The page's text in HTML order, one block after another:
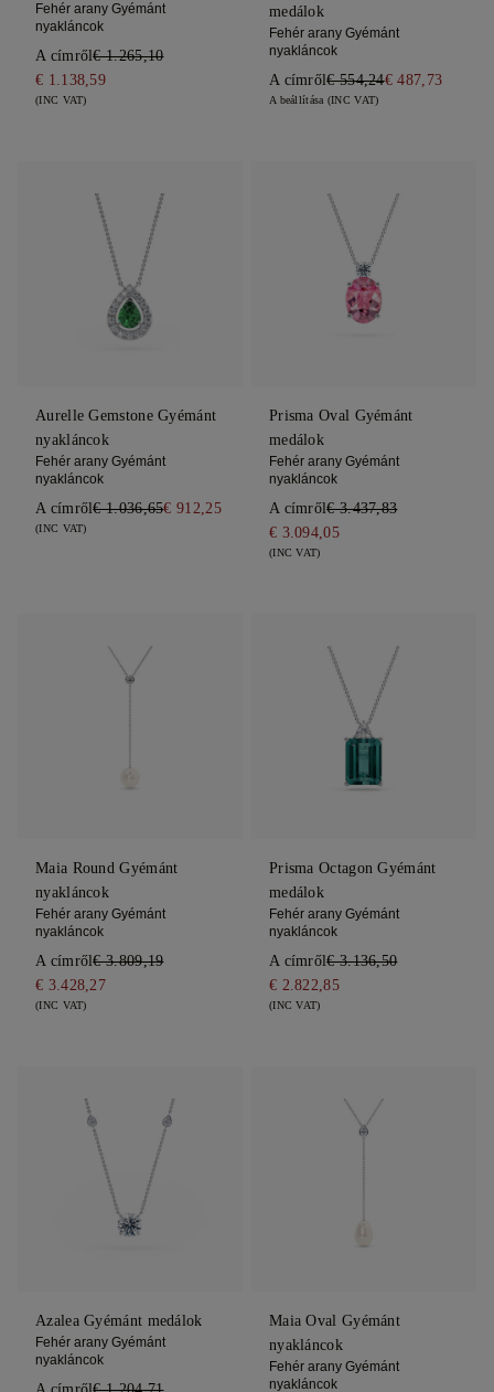
Fehér arany Gyémánt
nyakláncok
A címről€ 1.265,10
€ 1.138,59
(INC VAT)
medálok
Fehér arany Gyémánt
nyakláncok
A címről€ 554,24€ 487,73
A beállítása (INC VAT)
Aurelle Gemstone Gyémánt
nyakláncok
Fehér arany Gyémánt
nyakláncok
A címről€ 1.036,65€ 912,25
(INC VAT)
Prisma Oval Gyémánt
medálok
Fehér arany Gyémánt
nyakláncok
A címről€ 3.437,83
€ 3.094,05
(INC VAT)
Maia Round Gyémánt
nyakláncok
Fehér arany Gyémánt
nyakláncok
A címről€ 3.809,19
€ 3.428,27
(INC VAT)
Prisma Octagon Gyémánt
medálok
Fehér arany Gyémánt
nyakláncok
A címről€ 3.136,50
€ 2.822,85
(INC VAT)
Azalea Gyémánt medálok
Fehér arany Gyémánt
nyakláncok
Maia Oval Gyémánt
nyakláncok
Fehér arany Gyémánt
nyakláncok